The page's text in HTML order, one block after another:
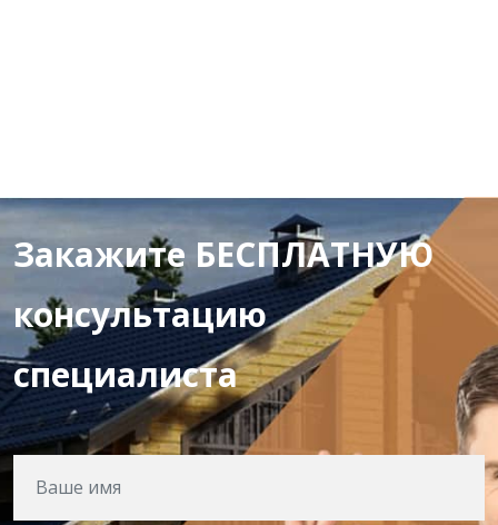
Закажите БЕСПЛАТНУЮ
консультацию
специалиста